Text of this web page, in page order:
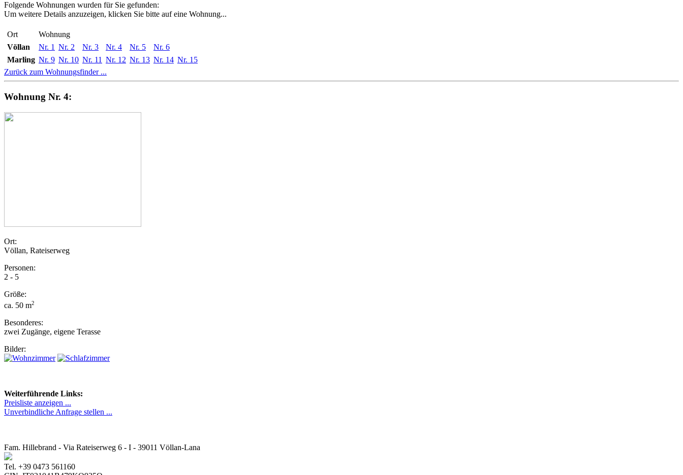
Folgende Wohnungen wurden für Sie gefunden:
Um weitere Details anzuzeigen, klicken Sie bitte auf eine Wohnung...
Ort
Wohnung
Völlan
Nr. 1 Nr. 2 Nr. 3 Nr. 4 Nr. 5
Nr. 6
Marling Nr. 9 Nr. 10 Nr. 11 Nr. 12 Nr. 13 Nr. 14 Nr. 15
Zurück zum Wohnungsfinder ...
Wohnung Nr. 4:
Ort:
Völlan, Rateiserweg
Personen:
2 - 5
Größe:
ca. 50 m2
Besonderes:
zwei Zugänge, eigene Terasse
Bilder:
Weiterführende Links:
Preisliste anzeigen ...
Unverbindliche Anfrage stellen ...
Fam. Hillebrand - Via Rateiserweg 6 - I - 39011 Völlan-Lana
Tel. +39 0473 561160